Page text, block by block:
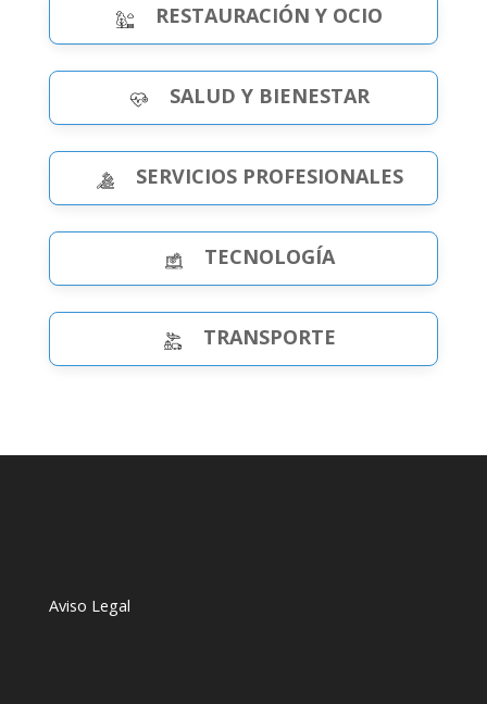
RESTAURACIÓN Y OCIO
SALUD Y BIENESTAR
SERVICIOS PROFESIONALES
TECNOLOGÍA
TRANSPORTE
Aviso Legal